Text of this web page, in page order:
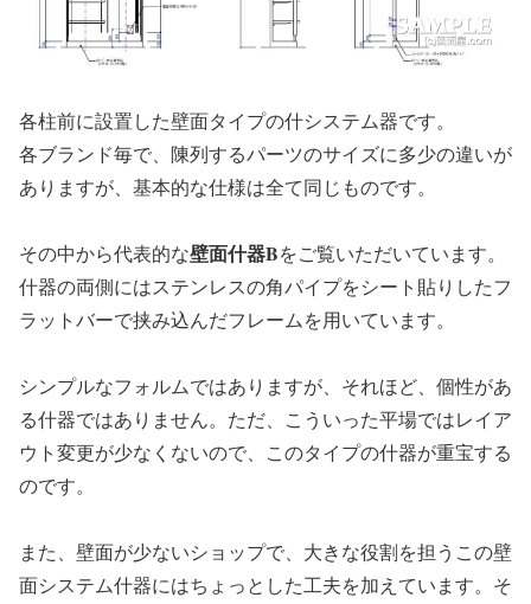
各柱前に設置した壁面タイプの什システム器です。
各ブランド毎で、陳列するパーツのサイズに多少の違いが
ありますが、基本的な仕様は全て同じものです。
その中から代表的な壁面什器Bをご覧いただいています。
什器の両側にはステンレスの角パイプをシート貼りしたフ
ラットバーで挟み込んだフレームを用いています。
シンプルなフォルムではありますが、それほど、個性があ
る什器ではありません。ただ、こういった平場ではレイア
ウト変更が少なくないので、このタイプの什器が重宝する
のです。
また、壁面が少ないショップで、大きな役割を担うこの壁
面システム什器にはちょっとした工夫を加えています。そ